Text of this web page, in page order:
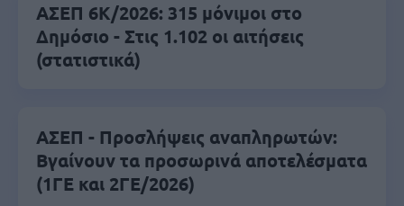
ΑΣΕΠ 6Κ/2026: 315 μόνιμοι στο
Δημόσιο - Στις 1.102 οι αιτήσεις
(στατιστικά)
ΑΣΕΠ - Προσλήψεις αναπληρωτών:
Βγαίνουν τα προσωρινά αποτελέσματα
(1ΓΕ και 2ΓΕ/2026)